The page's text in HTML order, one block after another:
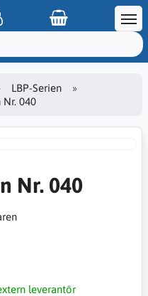
LBP-Serien
Nr. 040
Nr. 040
leverantör